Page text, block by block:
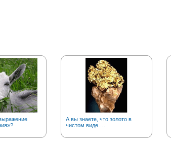
А вы знаете, что золото в
чистом виде….